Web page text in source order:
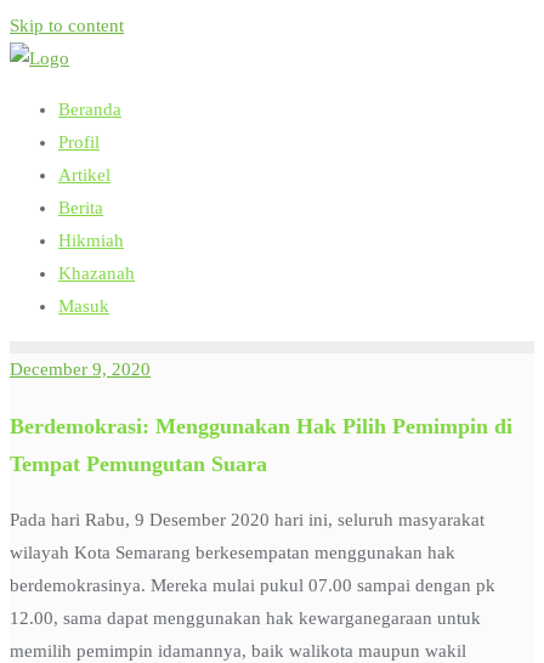
Skip to content
Beranda
Profil
Artikel
Berita
Hikmiah
Khazanah
Masuk
December 9, 2020
Berdemokrasi: Menggunakan Hak Pilih Pemimpin di
Tempat Pemungutan Suara
Pada hari Rabu, 9 Desember 2020 hari ini, seluruh masyarakat
wilayah Kota Semarang berkesempatan menggunakan hak
berdemokrasinya. Mereka mulai pukul 07.00 sampai dengan pk
12.00, sama dapat menggunakan hak kewarganegaraan untuk
memilih pemimpin idamannya, baik walikota maupun wakil